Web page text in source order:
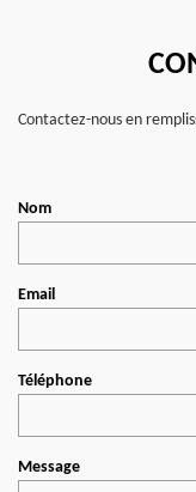
Contactez-nous en
Nom
Email
Téléphone
Message